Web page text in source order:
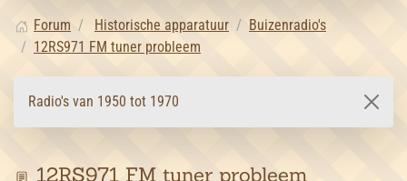
Forum Historische apparatuur
Buizenradio's
12RS971 FM tuner probleem
Radio's van 1950 tot 1970
12RS971 FM tuner probleem